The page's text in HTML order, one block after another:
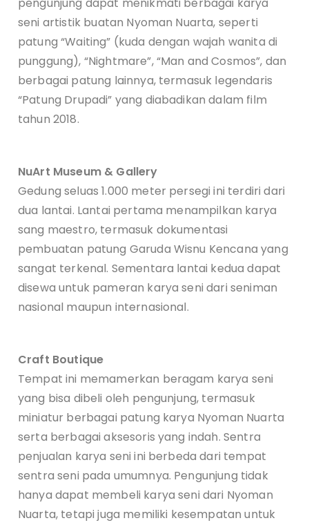
pengunjung dapat menikmati berbagai karya
seni artistik buatan Nyoman Nuarta, seperti
patung “Waiting” (kuda dengan wajah wanita di
punggung), “Nightmare”, “Man and Cosmos”, dan
berbagai patung lainnya, termasuk legendaris
“Patung Drupadi” yang diabadikan dalam film
tahun 2018.
NuArt Museum & Gallery
Gedung seluas 1.000 meter persegi ini terdiri dari
dua lantai. Lantai pertama menampilkan karya
sang maestro, termasuk dokumentasi
pembuatan patung Garuda Wisnu Kencana yang
sangat terkenal. Sementara lantai kedua dapat
disewa untuk pameran karya seni dari seniman
nasional maupun internasional.
Craft Boutique
Tempat ini memamerkan beragam karya seni
yang bisa dibeli oleh pengunjung, termasuk
miniatur berbagai patung karya Nyoman Nuarta
serta berbagai aksesoris yang indah. Sentra
penjualan karya seni ini berbeda dari tempat
sentra seni pada umumnya. Pengunjung tidak
hanya dapat membeli karya seni dari Nyoman
Nuarta, tetapi juga memiliki kesempatan untuk